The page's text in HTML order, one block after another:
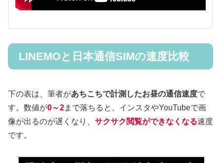
LINEMOと日本通信SIMの速度比較
下の表は、筆者があちこちで計測したお昼の通信速度で
す。数値が0～2まで落ちると、インスタやYouTubeで画
像が出るのが遅くなり、 サクサク閲覧ができなくなる速度
です。